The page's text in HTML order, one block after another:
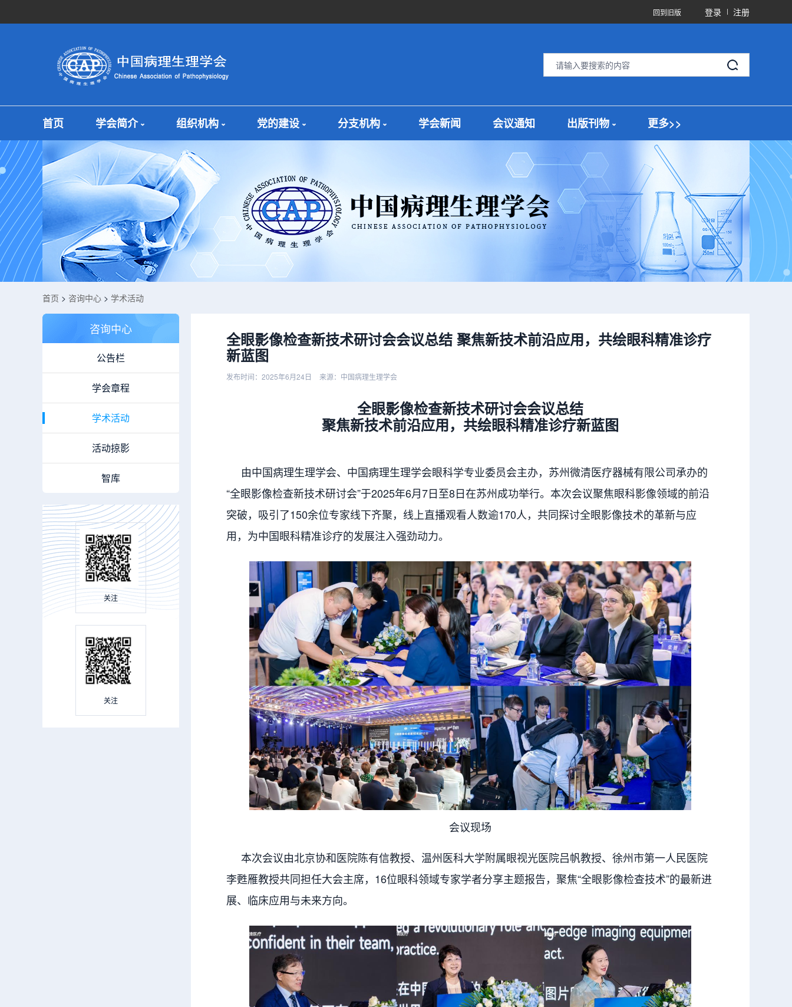
回到旧版 登录 注册
首页 学会简介 组织机构 党的建设 分支机构 学会新闻 会议通知 出版刊物 更多>>
首页 > 咨询中心 > 学术活动
咨询中心
公告栏
学会章程
学术活动
活动掠影
智库
关注
关注
全眼影像检查新技术研讨会会议总结 聚焦新技术前沿应用，共绘眼科精准诊疗
新蓝图
发布时间：2025年6月24日 来源：中国病理生理学会
全眼影像检查新技术研讨会会议总结
聚焦新技术前沿应用，共绘眼科精准诊疗新蓝图
由中国病理生理学会、中国病理生理学会眼科学专业委员会主办，苏州微清医疗器械有限公司承办的
“全眼影像检查新技术研讨会”于2025年6月7日至8日在苏州成功举行。本次会议聚焦眼科影像领域的前沿
突破，吸引了150余位专家线下齐聚，线上直播观看人数逾170人，共同探讨全眼影像技术的革新与应
用，为中国眼科精准诊疗的发展注入强劲动力。
会议现场
本次会议由北京协和医院陈有信教授、温州医科大学附属眼视光医院吕帆教授、徐州市第一人民医院
李甦雁教授共同担任大会主席，16位眼科领域专家学者分享主题报告，聚焦“全眼影像检查技术”的最新进
展、临床应用与未来方向。